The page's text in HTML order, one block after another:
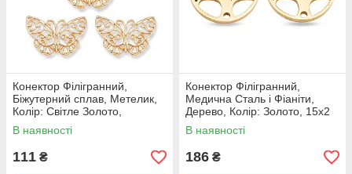
Конектор Філігранний,
Біжутерний сплав, Метелик,
Колір: Світле Золото,
26х37х1.5мм, (5 шт)
В наявності
111 ₴
Конектор Філігранний,
Медична Сталь і Фіаніти,
Дерево, Колір: Золото, 15х2
мм, Отвір 1 мм, (2 шт)
В наявності
186 ₴